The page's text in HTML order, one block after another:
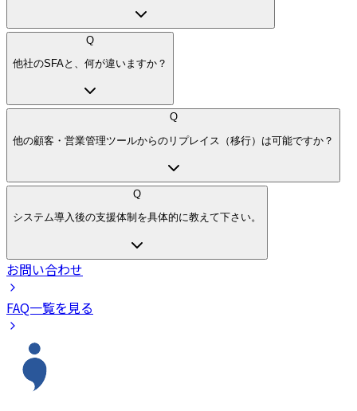
Q
他社のSFAと、何が違いますか？
Q
他の顧客・営業管理ツールからのリプレイス（移行）は可能ですか？
Q
システム導入後の支援体制を具体的に教えて下さい。
お問い合わせ
FAQ一覧を見る